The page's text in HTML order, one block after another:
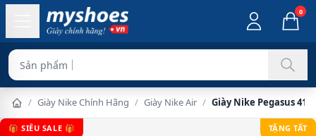
0
Sản phẩm chính hãng
/ Giày Nike Chính Hãng / Giày Nike Air / Giày Nike Pegasus 41
🎁 SIÊU SALE 🎁 TẶNG TẤT